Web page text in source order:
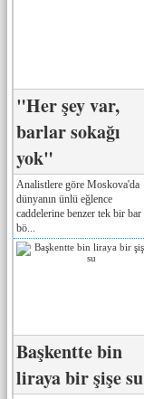
"Her şey var,
barlar sokağı
yok"
Analistlere göre Moskova'da
dünyanın ünlü eğlence
caddelerine benzer tek bir bar
bö...
Başkentte bin
liraya bir şişe su